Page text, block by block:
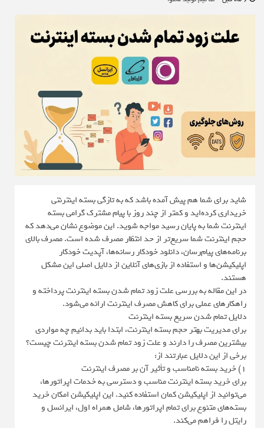
شاید برای شما هم پیش آمده باشد که به تازگی بسته اینترنتی
خریداری کرده‌اید و کمتر از چند روز با پیام مشترک گرامی بسته
اینترنت شما به پایان رسید مواجه شوید. این موضوع نشان می‌دهد که
حجم اینترنت شما سریع‌تر از حد انتظار مصرف شده است. مصرف بالای
برنامه‌های پیام‌رسان، دانلود خودکار رسانه‌ها، آپدیت خودکار
اپلیکیشن‌ها و استفاده از بازی‌های آنلاین از دلایل اصلی این مشکل
هستند.
در این مقاله به بررسی علت زود تمام شدن بسته اینترنت پرداخته و
راهکارهای عملی برای کاهش مصرف اینترنت ارائه می‌شود.
دلایل تمام شدن سریع بسته اینترنت
برای مدیریت بهتر حجم بسته اینترنت، ابتدا باید بدانیم چه مواردی
بیشترین مصرف را دارند و علت زود تمام شدن بسته اینترنت چیست؟
برخی از این دلایل عبارتند از:
1) خرید بسته نامناسب و تأثیر آن بر مصرف اینترنت
برای خرید بسته اینترنت مناسب و دسترسی به خدمات اپراتورها،
می‌توانید از اپلیکیشن کمان استفاده کنید. این اپلیکیشن امکان خرید
بسته‌های متنوع برای تمام اپراتورها، شامل همراه اول، ایرانسل و
رایتل را فراهم می‌کند.